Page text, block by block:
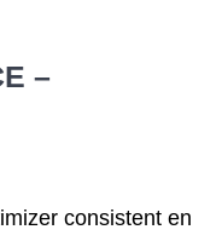
–
consistent en